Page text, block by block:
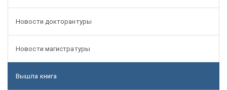
Новости докторантуры
Новости магистратуры
Вышла книга